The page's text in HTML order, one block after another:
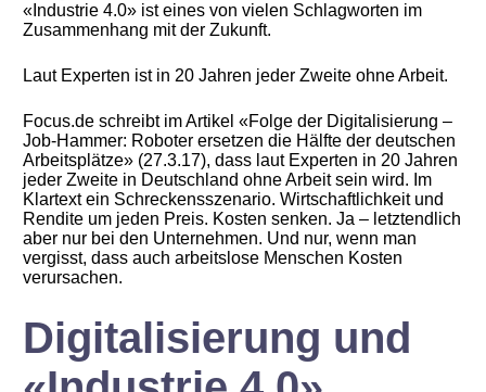
«Industrie 4.0» ist eines von vielen Schlagworten im
Zusammenhang mit der Zukunft.
Laut Experten ist in 20 Jahren jeder Zweite ohne Arbeit.
Focus.de schreibt im Artikel «Folge der Digitalisierung –
Job-Hammer: Roboter ersetzen die Hälfte der deutschen
Arbeitsplätze» (27.3.17), dass laut Experten in 20 Jahren
jeder Zweite in Deutschland ohne Arbeit sein wird. Im
Klartext ein Schreckensszenario. Wirtschaftlichkeit und
Rendite um jeden Preis. Kosten senken. Ja – letztendlich
aber nur bei den Unternehmen. Und nur, wenn man
vergisst, dass auch arbeitslose Menschen Kosten
verursachen.
Digitalisierung und